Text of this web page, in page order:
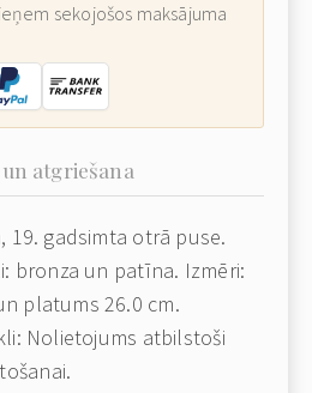
sekojošos maksājuma
atgriešana
19. gadsimta otrā puse.
bronza un patīna. Izmēri:
platums 26.0 cm.
Nolietojums atbilstoši